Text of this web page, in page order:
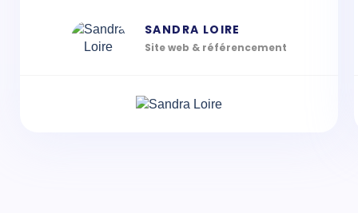
SANDRA LOIRE
Site web & référencement